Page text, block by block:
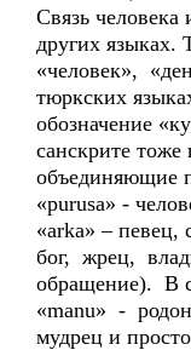
Связь человека
других языках.
«человек»,
тюркских
обозначение
санскрите тоже
объединяющие
«purusa» -
«аrka» – певец,
бог, жрец,
обращение). В
«manu» -
мудрец и